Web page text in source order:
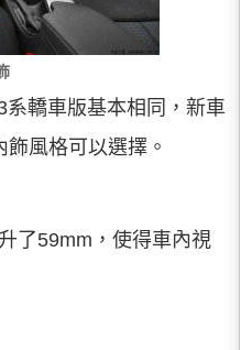
轎車版基本相同，新車
風格可以選擇。
了59mm，使得車內視